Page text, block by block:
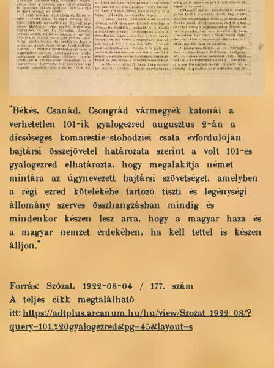
"Békés, Csanád, Csongrád vármegyék katonái a
verhetetlen 101-ik gyalogezred augusztus 2-án a
dicsőséges komarestie-stobodziei csata évfordulóján
bajtársi összejövetel határozata szerint a volt 101-es
gyalogezred elhatározta, hogy megalakítja német
mintára az úgynevezett bajtársi szövetséget, amelyben
a régi ezred kötelékébe tartozó tiszti és legénységi
állomány szerves összhangzásban mindig és
mindenkor készen lesz arra, hogy a magyar haza és
a magyar nemzet érdekében, ha kell tettel is készen
álljon."
Forrás: Szózat, 1922-08-04 / 177. szám
A teljes cikk megtalálható
itt:https://adtplus.arcanum.hu/hu/view/Szozat_1922_08/?
query=101.%20gyalogezred&pg=45&layout=s